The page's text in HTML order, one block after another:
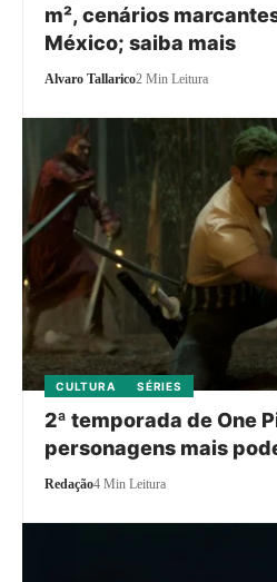
m², cenários
México; saiba mais
Alvaro Tallarico2 Min Leitura
CULTURA SÉRIES
2ª temporada de One
personagens mais
Redação4 Min Leitura